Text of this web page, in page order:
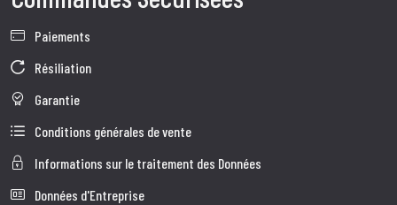
Paiements
Résiliation
Garantie
Conditions générales de vente
Informations sur le traitement des Données
Données d'Entreprise